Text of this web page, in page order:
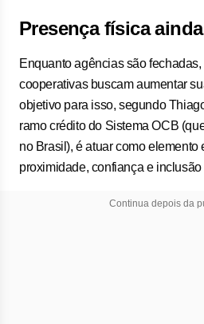
Presença física
Enquanto agências são
cooperativas buscam aumentar
objetivo para isso, segundo
ramo crédito do Sistema OCB
no Brasil), é atuar como elemento
proximidade, confiança e inclusão
Continua depois da